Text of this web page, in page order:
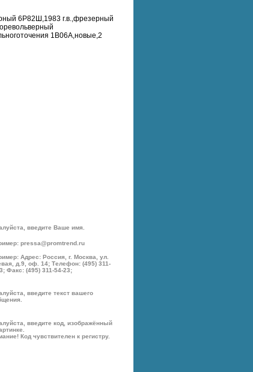
6Р82Ш,1983 г.в.,фрезерный
1В06А,новые,2
введите Ваше имя.
pressa@promtrend.ru
Адрес: Россия, г. Москва, ул.
д.9, оф. 14; Телефон: (495) 311-
Факс: (495) 311-54-23;
введите текст вашего
введите код, изображённый
Код чувствителен к регистру.